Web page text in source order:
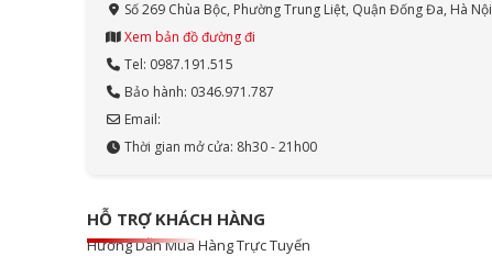
Số 269 Chùa Bộc, Phường Trung Liệt, Quận Đống Đa, Hà Nội
Xem bản đồ đường đi
Tel: 0987.191.515
Bảo hành: 0346.971.787
Email:
Thời gian mở cửa: 8h30 - 21h00
HỖ TRỢ KHÁCH HÀNG
Hướng Dẫn Mua Hàng Trực Tuyến